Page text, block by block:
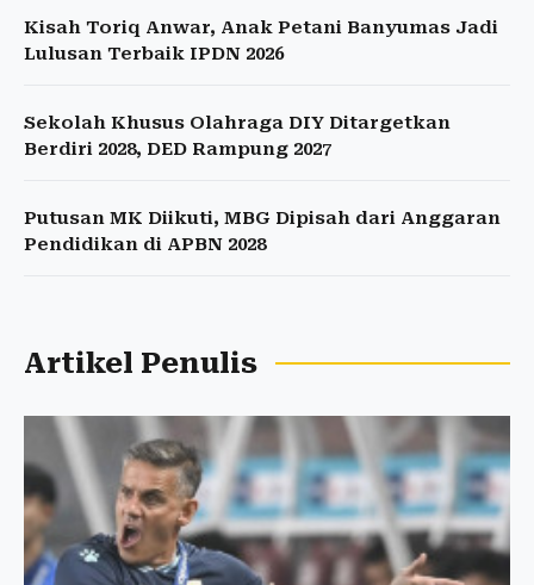
Kisah Toriq Anwar, Anak Petani Banyumas Jadi
Lulusan Terbaik IPDN 2026
Sekolah Khusus Olahraga DIY Ditargetkan
Berdiri 2028, DED Rampung 2027
Putusan MK Diikuti, MBG Dipisah dari Anggaran
Pendidikan di APBN 2028
Artikel Penulis